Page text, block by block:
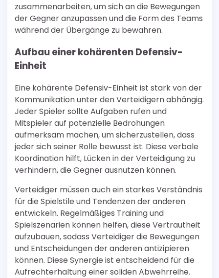
zusammenarbeiten, um sich an die Bewegungen
der Gegner anzupassen und die Form des Teams
während der Übergänge zu bewahren.
Aufbau einer kohärenten Defensiv-
Einheit
Eine kohärente Defensiv-Einheit ist stark von der
Kommunikation unter den Verteidigern abhängig.
Jeder Spieler sollte Aufgaben rufen und
Mitspieler auf potenzielle Bedrohungen
aufmerksam machen, um sicherzustellen, dass
jeder sich seiner Rolle bewusst ist. Diese verbale
Koordination hilft, Lücken in der Verteidigung zu
verhindern, die Gegner ausnutzen können.
Verteidiger müssen auch ein starkes Verständnis
für die Spielstile und Tendenzen der anderen
entwickeln. Regelmäßiges Training und
Spielszenarien können helfen, diese Vertrautheit
aufzubauen, sodass Verteidiger die Bewegungen
und Entscheidungen der anderen antizipieren
können. Diese Synergie ist entscheidend für die
Aufrechterhaltung einer soliden Abwehrreihe.